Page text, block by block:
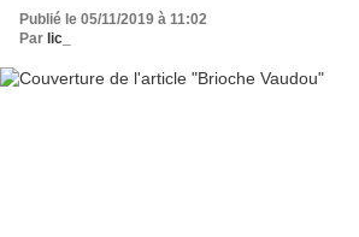
Publié le 05/11/2019 à 11:02
Par lic_